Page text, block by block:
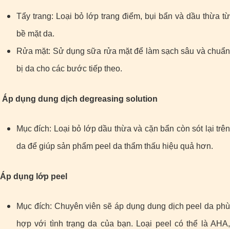
Tẩy trang: Loại bỏ lớp trang điểm, bụi bẩn và dầu thừa từ
bề mặt da.
Rửa mặt: Sử dụng sữa rửa mặt để làm sạch sâu và chuẩn
bị da cho các bước tiếp theo.
Áp dụng dung dịch degreasing solution
Mục đích: Loại bỏ lớp dầu thừa và cặn bẩn còn sót lại trên
da để giúp sản phẩm peel da thẩm thấu hiệu quả hơn.
Áp dụng lớp peel
Mục đích: Chuyên viên sẽ áp dụng dung dịch peel da phù
hợp với tình trạng da của bạn. Loại peel có thể là AHA,